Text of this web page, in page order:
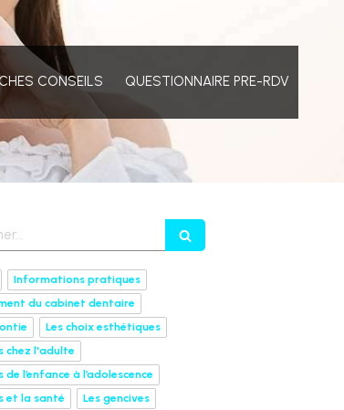
CONSEILS QUESTIONNAIRE PRE-RDV
Informations pratiques
du cabinet dentaire
Les choix esthétiques
chez l'adulte
de l’enfance à l’adolescence
et la santé
Les gencives